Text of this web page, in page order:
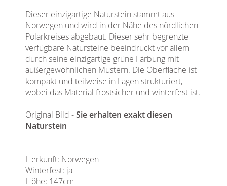
Dieser einzigartige Naturstein stammt aus
Norwegen und wird in der Nähe des nördlichen
Polarkreises abgebaut. Dieser sehr begrenzte
verfügbare Natursteine beeindruckt vor allem
durch seine einzigartige grüne Färbung mit
außergewöhnlichen Mustern. Die Oberfläche ist
kompakt und teilweise in Lagen strukturiert,
wobei das Material frostsicher und winterfest ist.
Original Bild -Sie erhalten exakt diesen
Naturstein
Herkunft: Norwegen
Winterfest: ja
Höhe: 147cm